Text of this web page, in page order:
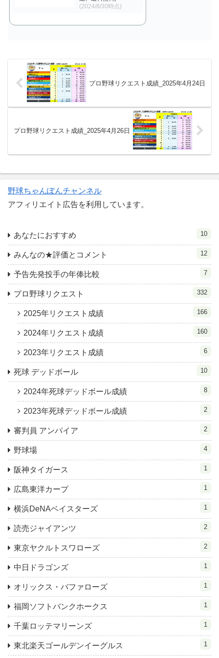
(2024/8/30時点)
プロ野球リクエスト成績_2025年4月24日
プロ野球リクエスト成績_2025年4月26日
野球ちゃんぽんチャンネル
アフィリエイト広告を利用しています。
あなたにおすすめ 10
みんなの★評価とコメント 12
予告先発投手の年俸比較 7
プロ野球リクエスト 332
2025年リクエスト成績 166
2024年リクエスト成績 160
2023年リクエスト成績 6
死球 デッドボール 10
2024年死球デッドボール成績 8
2023年死球デッドボール成績 2
審判員 アンパイア 2
野球場 4
阪神タイガース 1
広島東洋カープ 1
横浜DeNAベイスターズ 1
読売ジャイアンツ 2
東京ヤクルトスワローズ 2
中日ドラゴンズ 1
オリックス・バファローズ 1
福岡ソフトバンクホークス 1
千葉ロッテマリーンズ 1
東北楽天ゴールデンイーグルス 1